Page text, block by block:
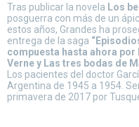
Tras publicar la novela Los
posguerra con más de un
estos años, Grandes ha
entrega de la saga
compuesta hasta ahora por
Verne y Las tres bodas de
Los pacientes del doctor
Argentina de 1945 a 1954.
primavera de 2017 por